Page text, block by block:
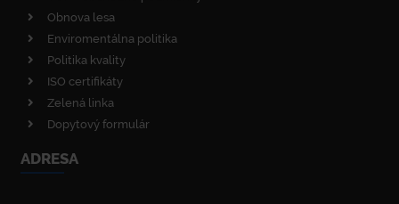
Obnova lesa
Enviromentálna politika
Politika kvality
ISO certifikáty
Zelená linka
Dopytový formulár
ADRESA